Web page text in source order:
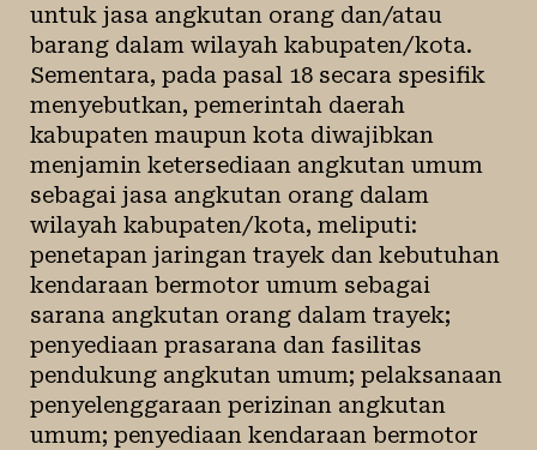
untuk jasa angkutan orang dan/atau
barang dalam wilayah kabupaten/kota.
Sementara, pada pasal 18 secara spesifik
menyebutkan, pemerintah daerah
kabupaten maupun kota diwajibkan
menjamin ketersediaan angkutan umum
sebagai jasa angkutan orang dalam
wilayah kabupaten/kota, meliputi:
penetapan jaringan trayek dan kebutuhan
kendaraan bermotor umum sebagai
sarana angkutan orang dalam trayek;
penyediaan prasarana dan fasilitas
pendukung angkutan umum; pelaksanaan
penyelenggaraan perizinan angkutan
umum; penyediaan kendaraan bermotor